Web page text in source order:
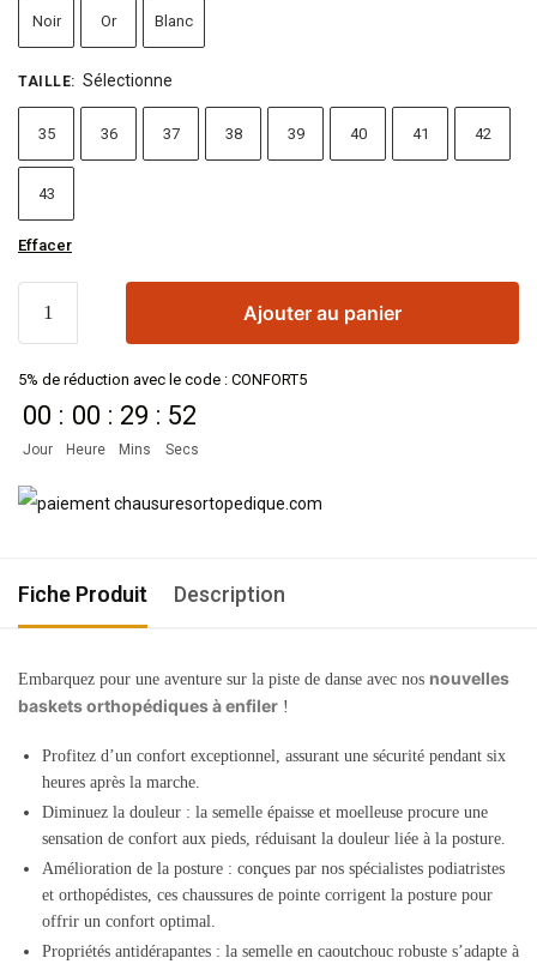
Noir Or Blanc
TAILLE: Sélectionne
35 36 37 38 39 40 41 42
43
Effacer
Ajouter au panier
5% de réduction avec le code : CONFORT5
00
Jour
: 00
Heure
: 29
Mins
: 51
Secs
Fiche Produit Description
Embarquez pour une aventure sur la piste de danse avec nos nouvelles
baskets orthopédiques à enfiler !
Profitez d’un confort exceptionnel, assurant une sécurité pendant six
heures après la marche.
Diminuez la douleur : la semelle épaisse et moelleuse procure une
sensation de confort aux pieds, réduisant la douleur liée à la posture.
Amélioration de la posture : conçues par nos spécialistes podiatristes
et orthopédistes, ces chaussures de pointe corrigent la posture pour
offrir un confort optimal.
Propriétés antidérapantes : la semelle en caoutchouc robuste s’adapte à